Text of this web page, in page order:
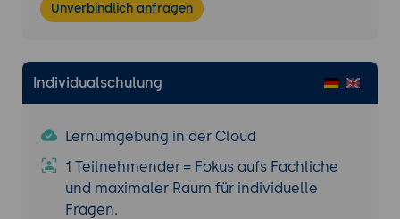
Unverbindlich anfragen
Individualschulung
Lernumgebung in der Cloud
1 Teilnehmender = Fokus aufs Fachliche
und maximaler Raum für individuelle
Fragen.